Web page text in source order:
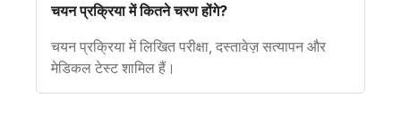
चयन प्रक्रिया में कितने चरण होंगे?
चयन प्रक्रिया में लिखित परीक्षा, दस्तावेज़ सत्यापन और
मेडिकल टेस्ट शामिल हैं।